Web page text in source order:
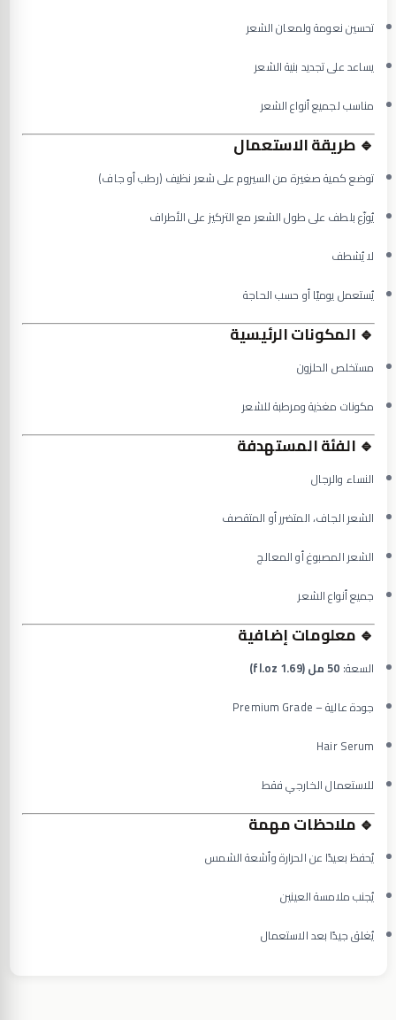
تحسين نعومة ولمعان الشعر
يساعد على تجديد بنية الشعر
مناسب لجميع أنواع الشعر
🔹 طريقة الاستعمال
توضع كمية صغيرة من السيروم على شعر نظيف (رطب أو جاف)
يُوزّع بلطف على طول الشعر مع التركيز على الأطراف
لا يُشطف
يُستعمل يوميًا أو حسب الحاجة
🔹 المكونات الرئيسية
مستخلص الحلزون
مكونات مغذية ومرطبة للشعر
🔹 الفئة المستهدفة
النساء والرجال
الشعر الجاف، المتضرر أو المتقصف
الشعر المصبوغ أو المعالج
جميع أنواع الشعر
🔹 معلومات إضافية
السعة: 50 مل (1.69 fl.oz)
جودة عالية – Premium Grade
Hair Serum
للاستعمال الخارجي فقط
🔹 ملاحظات مهمة
يُحفظ بعيدًا عن الحرارة وأشعة الشمس
يُجنب ملامسة العينين
يُغلق جيدًا بعد الاستعمال